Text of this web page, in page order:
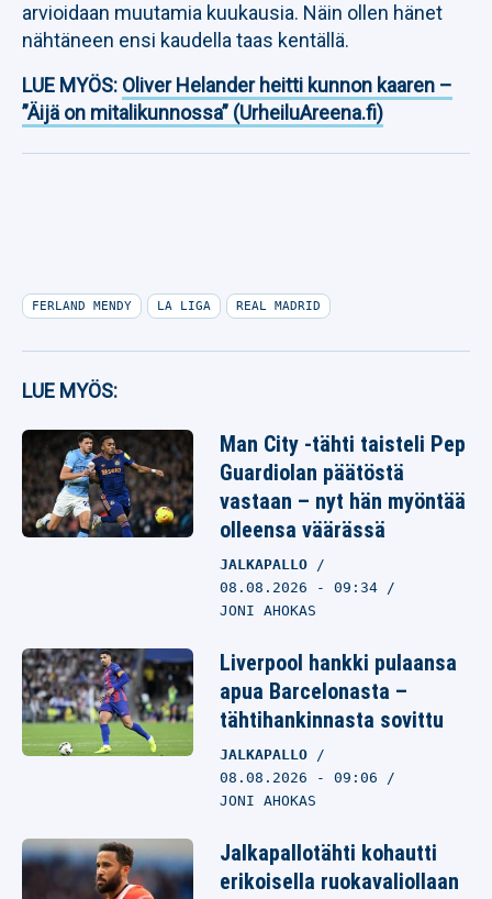
arvioidaan muutamia kuukausia. Näin ollen hänet
nähtäneen ensi kaudella taas kentällä.
LUE MYÖS: Oliver Helander heitti kunnon kaaren –
”Äijä on mitalikunnossa” (UrheiluAreena.fi)
FERLAND MENDY LA LIGA REAL MADRID
LUE MYÖS:
Man City -tähti taisteli Pep
Guardiolan päätöstä
vastaan – nyt hän myöntää
olleensa väärässä
JALKAPALLO
08.08.2026 - 09:34
JONI AHOKAS
Liverpool hankki pulaansa
apua Barcelonasta –
tähtihankinnasta sovittu
JALKAPALLO
08.08.2026 - 09:06
JONI AHOKAS
Jalkapallotähti kohautti
erikoisella ruokavaliollaan